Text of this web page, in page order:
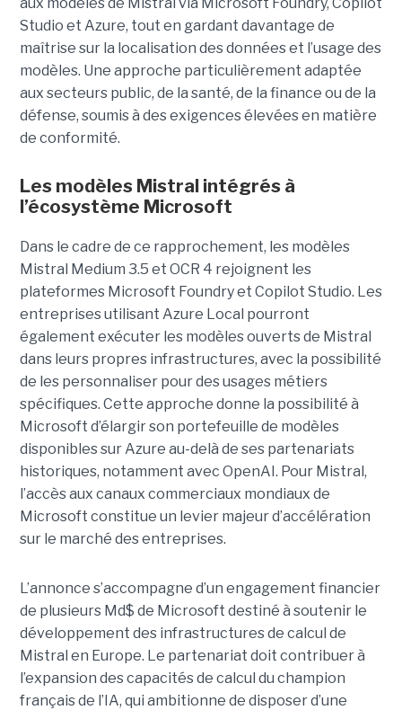
aux modèles de Mistral via Microsoft Foundry, Copilot
Studio et Azure, tout en gardant davantage de
maîtrise sur la localisation des données et l’usage des
modèles. Une approche particulièrement adaptée
aux secteurs public, de la santé, de la finance ou de la
défense, soumis à des exigences élevées en matière
de conformité.
Les modèles Mistral intégrés à
l’écosystème Microsoft
Dans le cadre de ce rapprochement, les modèles
Mistral Medium 3.5 et OCR 4 rejoignent les
plateformes Microsoft Foundry et Copilot Studio. Les
entreprises utilisant Azure Local pourront
également exécuter les modèles ouverts de Mistral
dans leurs propres infrastructures, avec la possibilité
de les personnaliser pour des usages métiers
spécifiques. Cette approche donne la possibilité à
Microsoft d’élargir son portefeuille de modèles
disponibles sur Azure au-delà de ses partenariats
historiques, notamment avec OpenAI. Pour Mistral,
l’accès aux canaux commerciaux mondiaux de
Microsoft constitue un levier majeur d’accélération
sur le marché des entreprises.
L’annonce s’accompagne d’un engagement financier
de plusieurs Md$ de Microsoft destiné à soutenir le
développement des infrastructures de calcul de
Mistral en Europe. Le partenariat doit contribuer à
l’expansion des capacités de calcul du champion
français de l’IA, qui ambitionne de disposer d’une